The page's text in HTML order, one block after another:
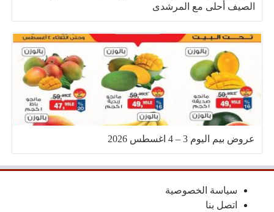
الصيف أحلى مع المرشدى
عروض بيم اليوم 3 – 4 اغسطس 2026
سياسة الخصوصية
اتصل بنا